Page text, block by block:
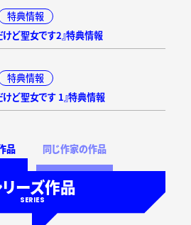
特典情報
けど聖女です2』特典情報
特典情報
けど聖女です 1』特典情報
品 同じ作家の作品
ーズ作品
SERIES